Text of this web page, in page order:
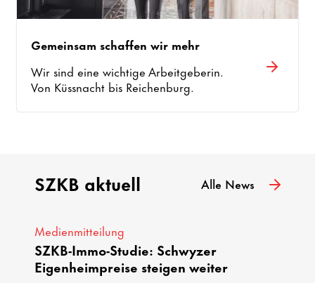
Gemeinsam schaffen wir mehr
Wir sind eine wichtige Arbeitgeberin.
Von Küssnacht bis Reichenburg.
SZKB aktuell Alle News
Medienmitteilung
SZKB-Immo-Studie: Schwyzer
Eigenheimpreise steigen weiter